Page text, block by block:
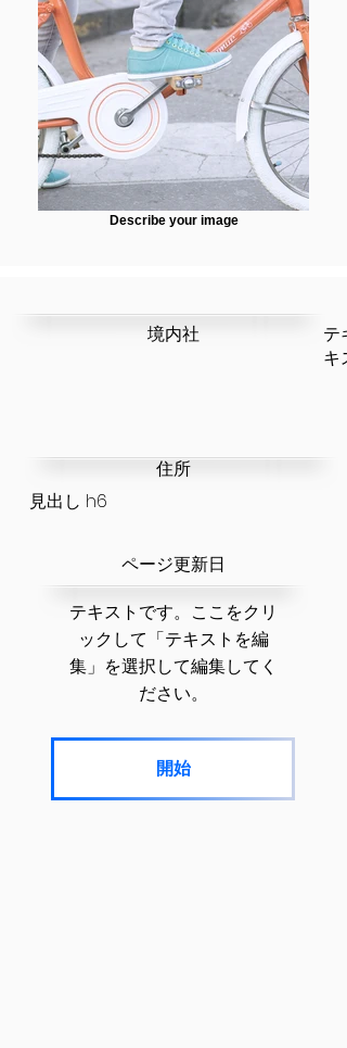
Describe your image
テ
キ
​境内社
​住所
見出し h6
​ページ更新日
テキストです。ここをクリ
ックして「テキストを編
集」を選択して編集してく
ださい。
開始